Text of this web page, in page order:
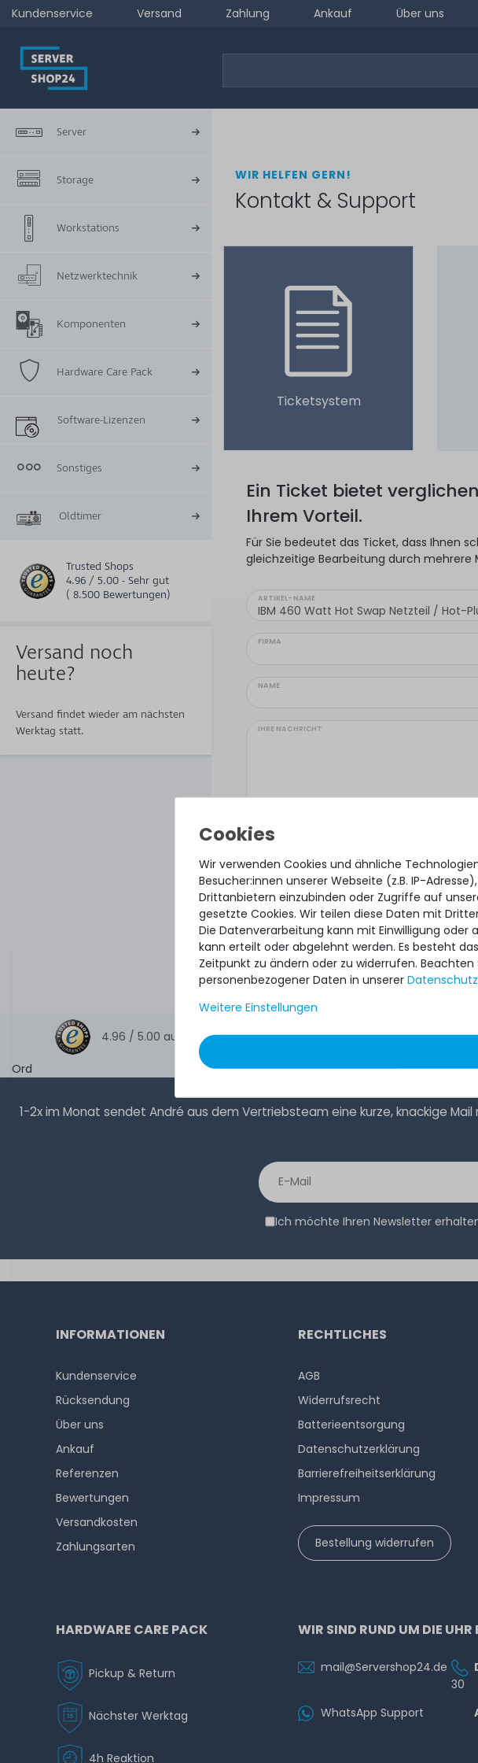
Kundenservice Versand Zahlung Ankauf Über uns
Server
Storage
Workstations
Netzwerktechnik
Komponenten
Hardware Care Pack
Software-Lizenzen
Sonstiges
Oldtimer
Trusted Shops
4.96 / 5.00 - Sehr gut
( 8.500 Bewertungen)
Versand noch
heute?
Versand findet wieder am nächsten
Werktag statt.
WIR HELFEN GERN!
Kontakt & Support
Ticketsystem
Ein Ticket bietet
Ihrem Vorteil.
Für Sie bedeutet das Ticket, dass Ihnen
gleichzeitige Bearbeitung durch mehrere
ARTIKEL-NAME
FIRMA
NAME
IHRE NACHRICHT
Hiermit bestätige ich, dass ich die
4.96 / 5.00 aus 8.500Bewertungen
Ord
1-2x im Monat sendet André aus dem Vertriebsteam eine kurze, knackige
Ich möchte Ihren Newsletter
Wir verwenden Cookies und ähnliche
Besucher:innen unserer Webseite (z.B. IP-
Drittanbietern einzubinden oder Zugriffe auf
gesetzte Cookies. Wir teilen diese Daten mit
Die Datenverarbeitung kann mit Einwilligung
kann erteilt oder abgelehnt werden. Es besteht
Zeitpunkt zu ändern oder zu widerrufen. Beachten
personenbezogener Daten in unserer
Weitere Einstellungen
INFORMATIONEN
Kundenservice
Rücksendung
Über uns
Ankauf
Referenzen
Bewertungen
Versandkosten
Zahlungsarten
RECHTLICHES
AGB
Widerrufs­recht
Batterieentsorgung
Datenschutzerklärung
Barrierefreiheitserklärung
Impressum
Bestellung widerrufen
HARDWARE CARE PACK
Pickup & Return
Nächster Werktag
4h Reaktion
WIR SIND RUND UM DIE UHR
mail@Servershop24.de
30
WhatsApp Support